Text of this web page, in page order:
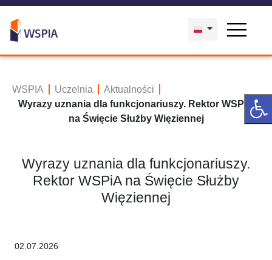
WSPIA Uczelnia
Aktualności
Wyrazy uznania dla funkcjonariuszy. Rektor WSPiA
na Święcie Służby Więziennej
Wyrazy uznania dla funkcjonariuszy.
Rektor WSPiA na Święcie Służby
Więziennej
02.07.2026